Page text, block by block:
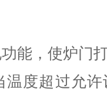
能，使炉门
温度超过允